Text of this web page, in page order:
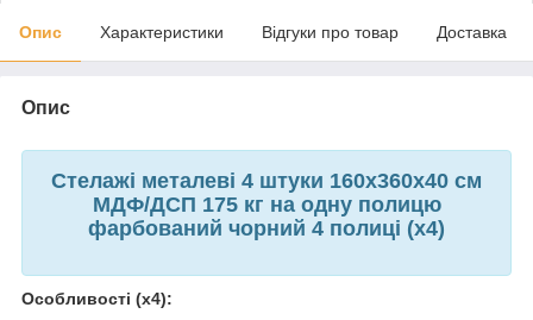
Опис Характеристики Відгуки про товар Доставка
Опис
Стелажі металеві 4 штуки 160х360х40 см
МДФ/ДСП 175 кг на одну полицю
фарбований чорний 4 полиці (х4)
Особливості (х4):